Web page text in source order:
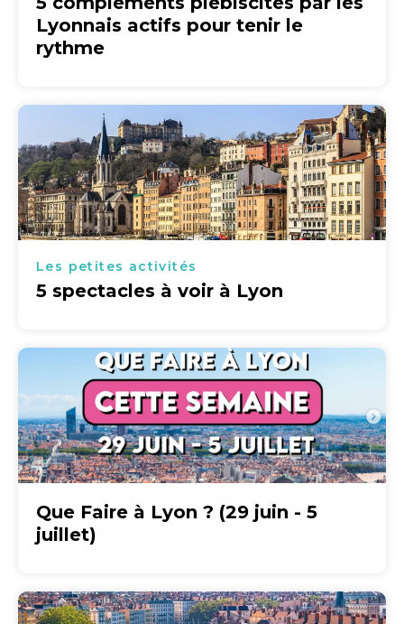
Lyonnais actifs pour tenir le
rythme
Les petites activités
5 spectacles à voir à Lyon
Que Faire à Lyon ? (29 juin - 5
juillet)